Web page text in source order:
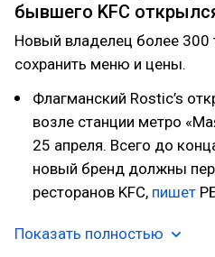
бывшего KFC
Новый владелец более 300
сохранить меню и цены.
Флагманский Rostic’s
возле станции метро
25 апреля. Всего до
новый бренд должны
ресторанов KFC, пишет
Показать полностью